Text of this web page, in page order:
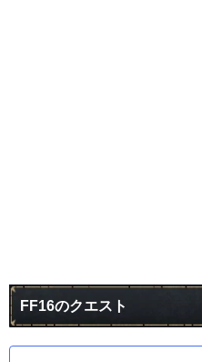
FF16のクエスト